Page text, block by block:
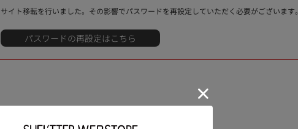
イト移転を行いました。その影響でパスワードを再設定していただく必要がございます。